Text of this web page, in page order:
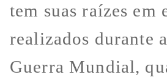
tem suas raízes em
realizados durante
Guerra Mundial,